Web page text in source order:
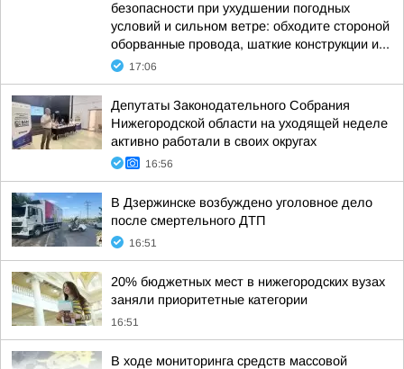
безопасности при ухудшении погодных
условий и сильном ветре: обходите стороной
оборванные провода, шаткие конструкции и...
17:06
Депутаты Законодательного Собрания
Нижегородской области на уходящей неделе
активно работали в своих округах
16:56
В Дзержинске возбуждено уголовное дело
после смертельного ДТП
16:51
20% бюджетных мест в нижегородских вузах
заняли приоритетные категории
16:51
В ходе мониторинга средств массовой